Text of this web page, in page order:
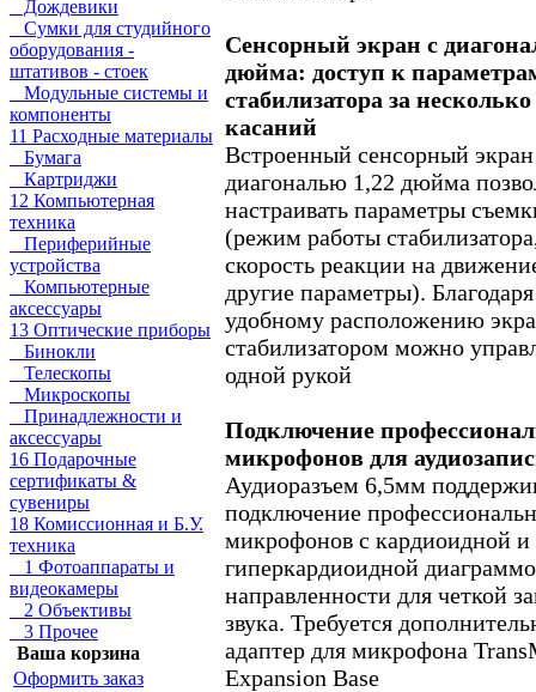
Дождевики
Сумки для студийного
оборудования -
штативов - стоек
Модульные системы и
компоненты
11 Расходные материалы
Бумага
Картриджи
12 Компьютерная
техника
Периферийные
устройства
Компьютерные
аксессуары
13 Оптические приборы
Бинокли
Телескопы
Микроскопы
Принадлежности и
аксессуары
16 Подарочные
сертификаты &
сувениры
18 Комиссионная и Б.У.
техника
1 Фотоаппараты и
видеокамеры
2 Объективы
3 Прочее
Ваша корзина
Оформить заказ
Сенсорный экран с
дюйма: доступ к
стабилизатора за несколько
касаний
Встроенный сенсорный
диагональю 1,22 дюйма
настраивать параметры
(режим работы
скорость реакции на
другие параметры). Благодаря
удобному расположению
стабилизатором можно
одной рукой
Подключение
микрофонов для
Аудиоразъем 6,5мм
подключение
микрофонов с кардиоидной и
гиперкардиоидной
направленности для четкой
звука. Требуется
адаптер для микрофона
Expansion Base